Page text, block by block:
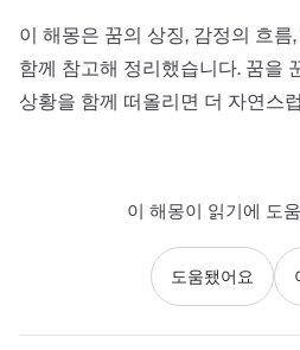
이 해몽은 꿈의 상징, 감정의 흐
함께 참고해 정리했습니다. 꿈을
상황을 함께 떠올리면 더 자연스
이 해몽이 읽기에 도
도움됐어요